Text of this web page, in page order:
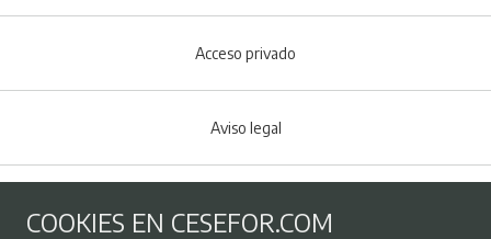
Acceso privado
Aviso legal
COOKIES EN CESEFOR.COM